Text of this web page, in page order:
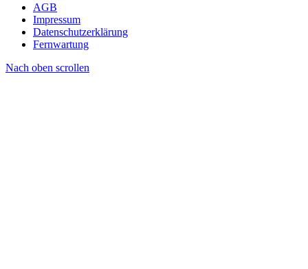
AGB
Impressum
Datenschutzerklärung
Fernwartung
Nach oben scrollen